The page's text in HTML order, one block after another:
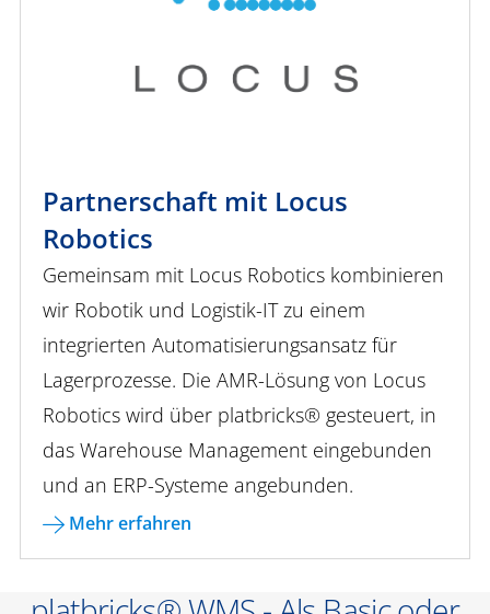
Partnerschaft mit Locus
Robotics
Gemeinsam mit Locus Robotics kombinieren
wir Robotik und Logistik-IT zu einem
integrierten Automatisierungsansatz für
Lagerprozesse. Die AMR-Lösung von Locus
Robotics wird über platbricks® gesteuert, in
das Warehouse Management eingebunden
und an ERP-Systeme angebunden.
Mehr erfahren